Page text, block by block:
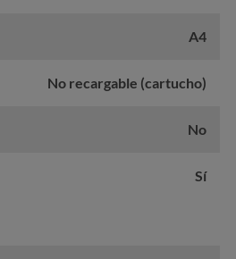
A4
No recargable (cartucho)
No
Sí